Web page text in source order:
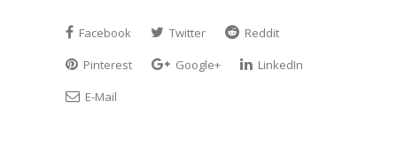
Facebook Twitter
Reddit
Pinterest
Google+
LinkedIn
E-Mail